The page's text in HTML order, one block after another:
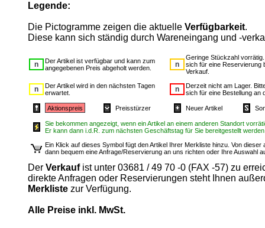
Legende:
Die Pictogramme zeigen die aktuelle Verfügbarkeit.
Diese kann sich ständig durch Wareneingang und -
Der Artikel ist verfügbar und kann zum
angegebenen Preis abgeholt werden.
Geringe Stückzahl
sich für eine Reservierung
Verkauf.
Der Artikel wird in den nächsten Tagen
erwartet.
Derzeit nicht am Lager.
sich für eine Bestellung an
Aktionspreis Preisstürzer Neuer Artikel
Sie bekommen angezeigt, wenn ein Artikel an einem anderen Standort
Er kann dann i.d.R. zum nächsten Geschäftstag für Sie bereitgestellt
Ein Klick auf dieses Symbol fügt den Artikel Ihrer Merkliste hinzu. Von dieser
dann bequem eine Anfrage/Reservierung an uns richten oder Ihre Auswahl
Der Verkaufist unter 03681 / 49 70 -0 (FAX -57) zu
direkte Anfragen oder Reservierungen steht Ihnen
Merkliste zur Verfügung.
Alle Preise inkl. MwSt.